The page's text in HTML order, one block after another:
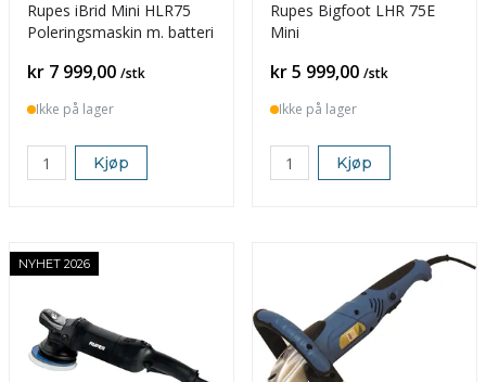
Rupes iBrid Mini HLR75
Poleringsmaskin m. batteri
Pris
kr 7 999,00 /stk
Ikke på lager
Kjøp
Rupes Bigfoot LHR 75E
Mini
Pris
kr 5 999,00 /stk
Ikke på lager
Kjøp
NYHET 2026